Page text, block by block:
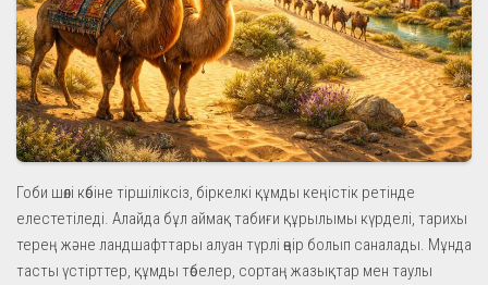
Гоби шөлі көбіне тіршіліксіз, біркелкі құмды кеңістік ретінде
елестетіледі. Алайда бұл аймақ табиғи құрылымы күрделі, тарихы
терең және ландшафттары алуан түрлі өңір болып саналады. Мұнда
тасты үстірттер, құмды төбелер, сортаң жазықтар мен таулы